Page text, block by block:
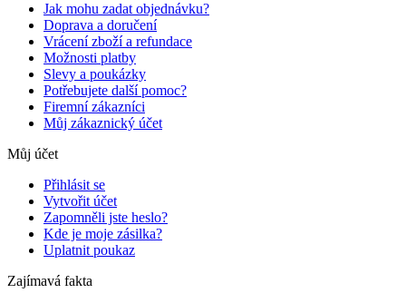
Jak mohu zadat objednávku?
Doprava a doručení
Vrácení zboží a refundace
Možnosti platby
Slevy a poukázky
Potřebujete další pomoc?
Firemní zákazníci
Můj zákaznický účet
Můj účet
Přihlásit se
Vytvořit účet
Zapomněli jste heslo?
Kde je moje zásilka?
Uplatnit poukaz
Zajímavá fakta